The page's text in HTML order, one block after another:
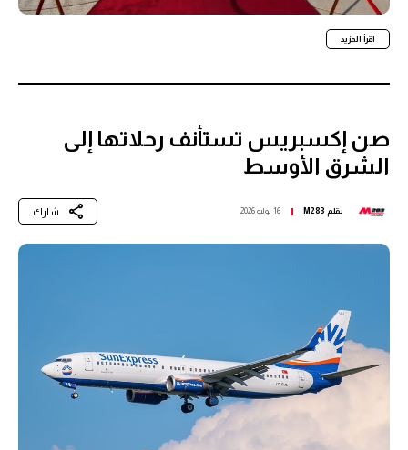
اقرأ المزيد
صن إكسبريس تستأنف رحلاتها إلى
الشرق الأوسط
بقلم M283 16 يوليو 2026 شارك